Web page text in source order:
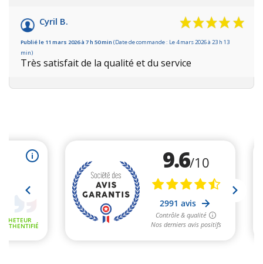
Cyril B.
Publié le 11 mars 2026 à 7 h 50 min (Date de commande : Le 4 mars 2026 à 23 h 13
min)
Très satisfait de la qualité et du service